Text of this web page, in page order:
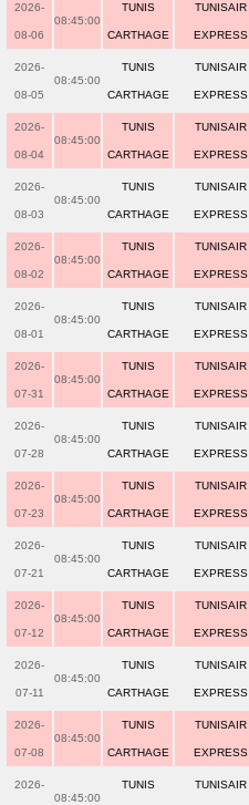
2026-
08-06
08:45:00
TUNIS
CARTHAGE
TUNISAIR
EXPRESS
2026-
08-05
08:45:00
TUNIS
CARTHAGE
TUNISAIR
EXPRESS
2026-
08-04
08:45:00
TUNIS
CARTHAGE
TUNISAIR
EXPRESS
2026-
08-03
08:45:00
TUNIS
CARTHAGE
TUNISAIR
EXPRESS
2026-
08-02
08:45:00
TUNIS
CARTHAGE
TUNISAIR
EXPRESS
2026-
08-01
08:45:00
TUNIS
CARTHAGE
TUNISAIR
EXPRESS
2026-
07-31
08:45:00
TUNIS
CARTHAGE
TUNISAIR
EXPRESS
2026-
07-28
08:45:00
TUNIS
CARTHAGE
TUNISAIR
EXPRESS
2026-
07-23
08:45:00
TUNIS
CARTHAGE
TUNISAIR
EXPRESS
2026-
07-21
08:45:00
TUNIS
CARTHAGE
TUNISAIR
EXPRESS
2026-
07-12
08:45:00
TUNIS
CARTHAGE
TUNISAIR
EXPRESS
2026-
07-11
08:45:00
TUNIS
CARTHAGE
TUNISAIR
EXPRESS
2026-
07-08
08:45:00
TUNIS
CARTHAGE
TUNISAIR
EXPRESS
2026-
08:45:00
TUNIS TUNISAIR